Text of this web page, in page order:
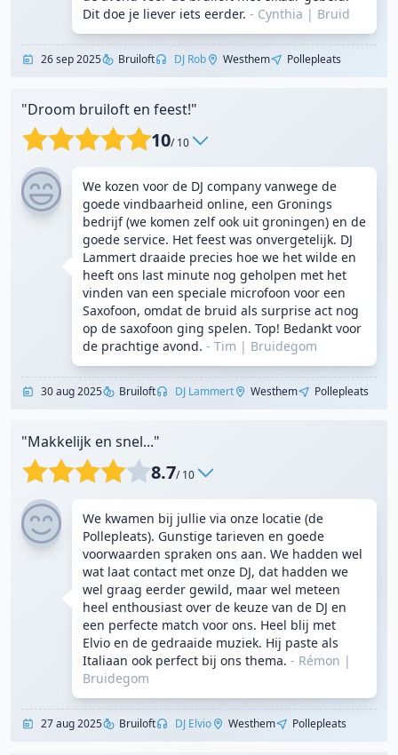
Dit doe je liever iets eerder. - Cynthia | Bruid
26 sep 2025 Bruiloft DJ Rob Westhem Pollepleats
"Droom bruiloft en feest!"
10/ 10
We kozen voor de DJ company vanwege de
goede vindbaarheid online, een Gronings
bedrijf (we komen zelf ook uit groningen) en de
goede service. Het feest was onvergetelijk. DJ
Lammert draaide precies hoe we het wilde en
heeft ons last minute nog geholpen met het
vinden van een speciale microfoon voor een
Saxofoon, omdat de bruid als surprise act nog
op de saxofoon ging spelen. Top! Bedankt voor
de prachtige avond. - Tim | Bruidegom
30 aug 2025 Bruiloft DJ Lammert Westhem Pollepleats
"Makkelijk en snel..."
8.7/ 10
We kwamen bij jullie via onze locatie (de
Pollepleats). Gunstige tarieven en goede
voorwaarden spraken ons aan. We hadden wel
wat laat contact met onze DJ, dat hadden we
wel graag eerder gewild, maar wel meteen
heel enthousiast over de keuze van de DJ en
een perfecte match voor ons. Heel blij met
Elvio en de gedraaide muziek. Hij paste als
Italiaan ook perfect bij ons thema. - Rémon |
Bruidegom
27 aug 2025 Bruiloft DJ Elvio Westhem Pollepleats